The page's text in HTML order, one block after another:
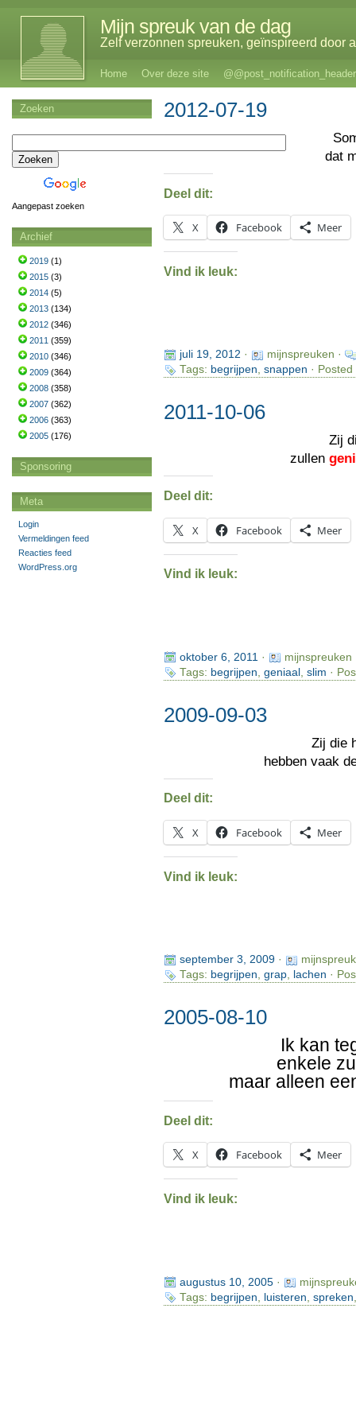
Mijn spreuk van de dag
Zelf verzonnen spreuken, geïnspireerd door
Home Over deze site @@post_notification_header
2012-07-19
dat
Deel dit:
X Facebook Meer
Vind ik leuk:
juli 19, 2012 ·
mijnspreuken ·
Tags: begrijpen, snappen ·
2011-10-06
Zij
zullen
Deel dit:
X Facebook Meer
Vind ik leuk:
oktober 6, 2011 ·
mijnspreuken
Tags: begrijpen geniaal slim ·
2009-09-03
Zij die
hebben vaak
Deel dit:
X Facebook Meer
Vind ik leuk:
september 3, 2009·
Tags: begrijpen, grap, lachen ·
2005-08-10
Ik kan
enkele
maar alleen
Deel dit:
X Facebook Meer
Vind ik leuk:
augustus 10, 2005·
Tags: begrijpen luisteren spreken
Zoeken
Aangepast zoeken
Archief
2019 (1)
2015 (3)
2014 (5)
2013 (134)
2012 (346)
2011 (359)
2010 (346)
2009 (364)
2008 (358)
2007 (362)
2006 (363)
2005 (176)
Sponsoring
Meta
Login
Vermeldingen feed
Reacties feed
WordPress.org